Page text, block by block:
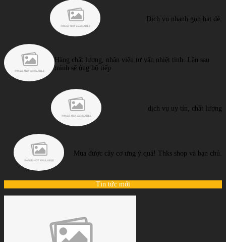
Dịch vụ nhanh gọn hạt dẻ.
Hàng chất lượng, nhân viên tư vấn nhiệt tình. Lần sau
mình sẽ ủng hộ tiếp
dịch vụ uy tín, chất lượng
Mua được cây cơ ưng ý quá! Thks shop và bạn chủ.
Tin tức mới